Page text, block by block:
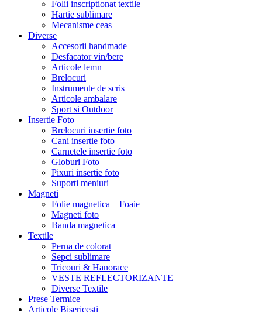
Folii inscriptionat textile
Hartie sublimare
Mecanisme ceas
Diverse
Accesorii handmade
Desfacator vin/bere
Articole lemn
Brelocuri
Instrumente de scris
Articole ambalare
Sport si Outdoor
Insertie Foto
Brelocuri insertie foto
Cani insertie foto
Carnetele insertie foto
Globuri Foto
Pixuri insertie foto
Suporti meniuri
Magneti
Folie magnetica – Foaie
Magneti foto
Banda magnetica
Textile
Perna de colorat
Sepci sublimare
Tricouri & Hanorace
VESTE REFLECTORIZANTE
Diverse Textile
Prese Termice
Articole Bisericesti